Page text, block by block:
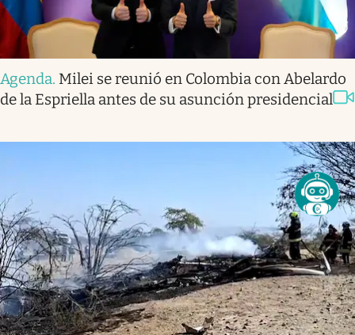
Agenda. Milei se reunió en Colombia con Abelardo
de la Espriella antes de su asunción presidencial